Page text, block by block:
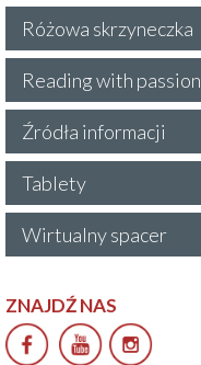
Różowa skrzyneczka
Reading with passion
Źródła informacji
Tablety
Wirtualny spacer
ZNAJDŹ NAS